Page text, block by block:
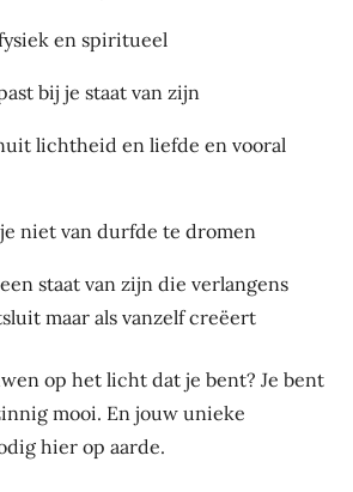
en spiritueel
bij je staat van zijn
lichtheid en liefde en vooral
niet van durfde te dromen
staat van zijn die verlangens
maar als vanzelf creëert
op het licht dat je bent? Je bent
mooi. En jouw unieke
hier op aarde.